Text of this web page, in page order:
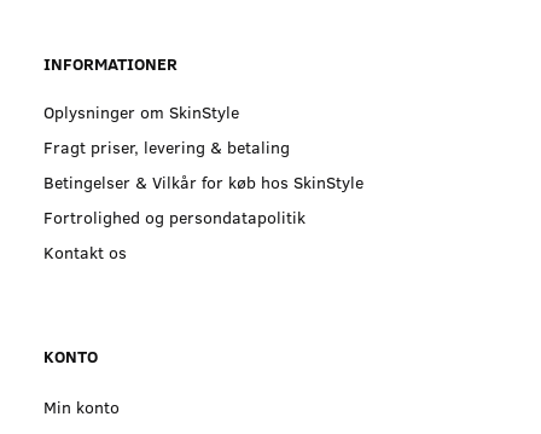
INFORMATIONER
Oplysninger om SkinStyle
Fragt priser, levering & betaling
Betingelser & Vilkår for køb hos SkinStyle
Fortrolighed og persondatapolitik
Kontakt os
KONTO
Min konto